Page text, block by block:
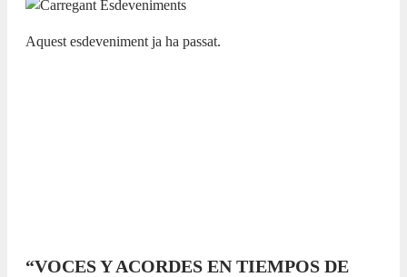
Aquest esdeveniment ja ha passat.
“VOCES Y ACORDES EN TIEMPOS DE